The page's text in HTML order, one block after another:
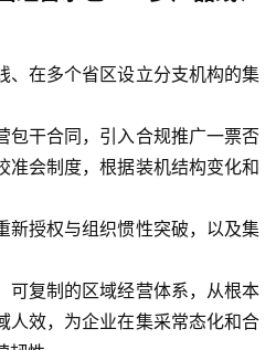
、在多个省区设立分支机构的集
包干合同，引入合规推广一票否
准会制度，根据装机结构变化和
新授权与组织惯性突破，以及集
可复制的区域经营体系，从根本
人效，为企业在集采常态化和合